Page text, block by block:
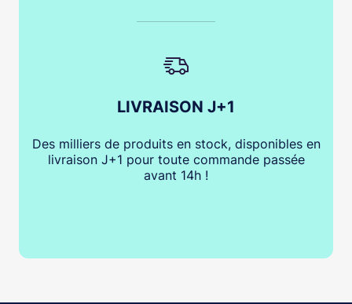
LIVRAISON J+1
Des milliers de produits en stock, disponibles en
livraison J+1 pour toute commande passée
avant 14h !